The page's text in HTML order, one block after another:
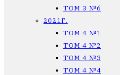
ТОМ 3 №6
2021Г.
ТОМ 4 №1
ТОМ 4 №2
ТОМ 4 №3
ТОМ 4 №4